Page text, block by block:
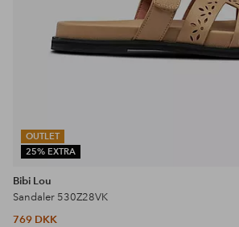
OUTLET
25% EXTRA
Bibi Lou
Sandaler 530Z28VK
769 DKK